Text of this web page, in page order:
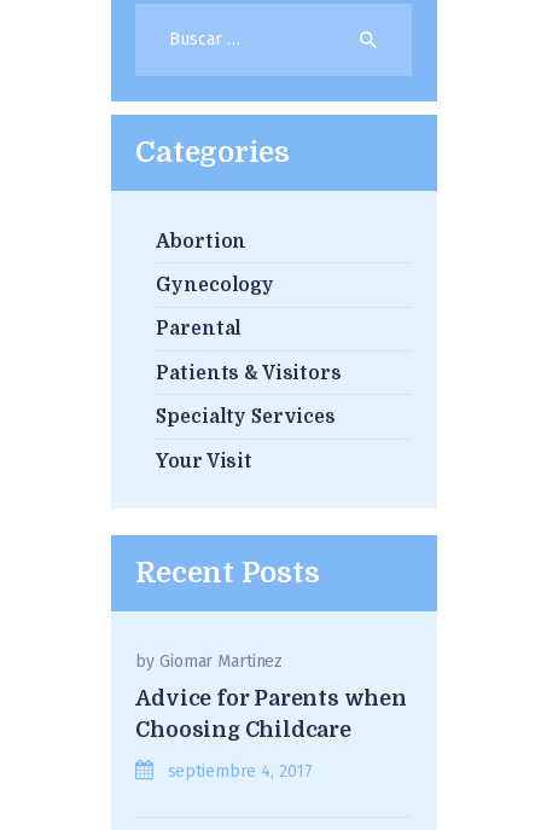
Categories
Abortion
Gynecology
Parental
Patients & Visitors
Specialty Services
Your Visit
Recent Posts
byGiomar Martinez
Advice for Parents when
Choosing Childcare
septiembre 4, 2017